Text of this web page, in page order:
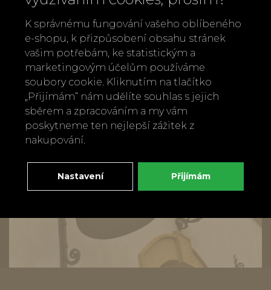
Doporučeno pro děti od 3 let.
Zpět Doporučit
K správnému fungování vašeho oblíbeného
e-shopu, k přizpůsobení obsahu stránek
vašim potřebám, ke statistickým a
marketingovým účelům používáme
soubory cookie. Kliknutím na tlačítko
„Přijímám“ nám udělíte souhlas s jejich
sběrem a zpracováním a my vám
poskytneme ten nejlepší zážitek z
nakupování.
Nastavení Přijímám